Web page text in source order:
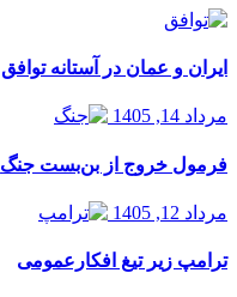
ایران و عمان در آستانه توافق
مرداد 14, 1405
فرمول خروج از بن‌بست جنگ
مرداد 12, 1405
ترامپ زیر تیغ افکارعمومی